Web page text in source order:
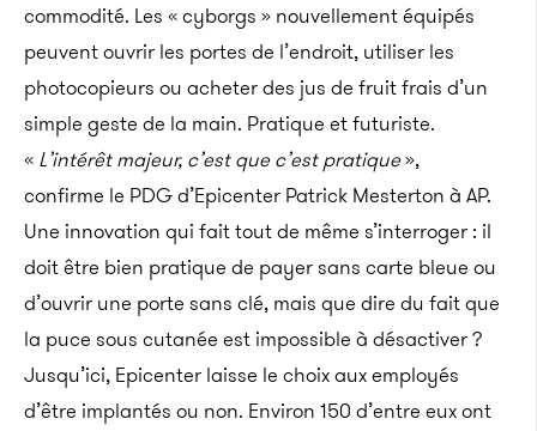
commodité. Les « cyborgs » nouvellement équipés
peuvent ouvrir les portes de l’endroit, utiliser les
photocopieurs ou acheter des jus de fruit frais d’un
simple geste de la main. Pratique et futuriste.
« L’intérêt majeur, c’est que c’est pratique»,
confirme le PDG d’Epicenter Patrick Mesterton à AP.
Une innovation qui fait tout de même s’interroger : il
doit être bien pratique de payer sans carte bleue ou
d’ouvrir une porte sans clé, mais que dire du fait que
la puce sous cutanée est impossible à désactiver ?
Jusqu’ici, Epicenter laisse le choix aux employés
d’être implantés ou non. Environ 150 d’entre eux ont